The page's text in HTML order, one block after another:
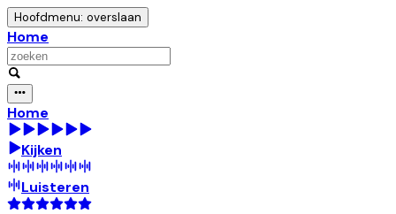
Hoofdmenu: overslaan
Home
Home
Kijken
Luisteren